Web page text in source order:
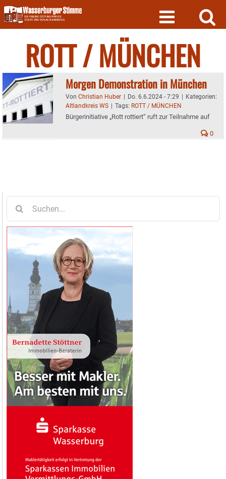
Skip
to
content
ROTT / MÜNCHEN
Morgen Demonstration in München
Von Christian Huber | Do. 6.6.2024 - 7:29 | Kategorien:
Altlandkreis WS | Tags: ROTT / MÜNCHEN
Bürgerinitiative „Rott rottiert“ ruft zur Teilnahme auf
0
nach: